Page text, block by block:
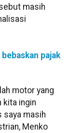
masih
pajak
motor yang
kita ingin
saya masih
Menko